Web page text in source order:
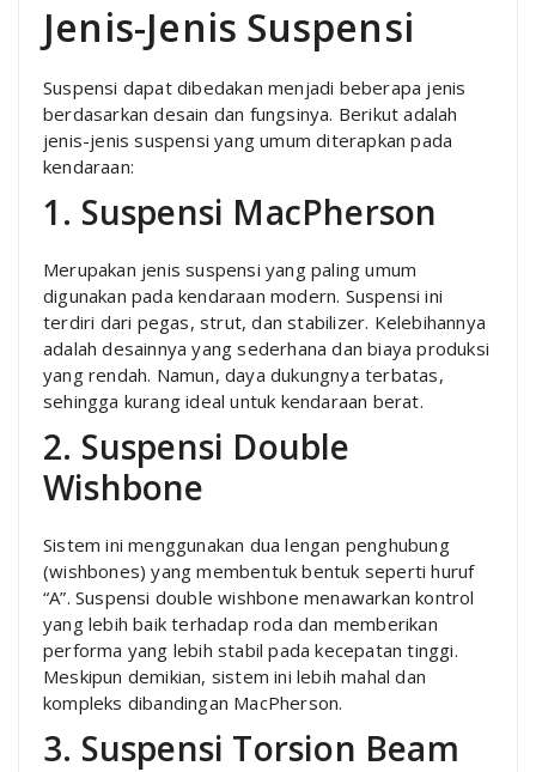
Jenis-Jenis Suspensi
Suspensi dapat dibedakan menjadi beberapa jenis
berdasarkan desain dan fungsinya. Berikut adalah
jenis-jenis suspensi yang umum diterapkan pada
kendaraan:
1. Suspensi MacPherson
Merupakan jenis suspensi yang paling umum
digunakan pada kendaraan modern. Suspensi ini
terdiri dari pegas, strut, dan stabilizer. Kelebihannya
adalah desainnya yang sederhana dan biaya produksi
yang rendah. Namun, daya dukungnya terbatas,
sehingga kurang ideal untuk kendaraan berat.
2. Suspensi Double
Wishbone
Sistem ini menggunakan dua lengan penghubung
(wishbones) yang membentuk bentuk seperti huruf
“A”. Suspensi double wishbone menawarkan kontrol
yang lebih baik terhadap roda dan memberikan
performa yang lebih stabil pada kecepatan tinggi.
Meskipun demikian, sistem ini lebih mahal dan
kompleks dibandingan MacPherson.
3. Suspensi Torsion Beam